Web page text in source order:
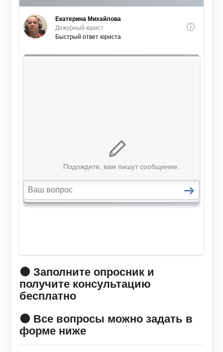
🟠 Заполните опросник и
получите консультацию
бесплатно
🟠 Все вопросы можно задать в
форме ниже